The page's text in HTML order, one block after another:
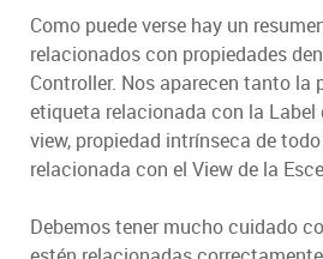
Como puede verse hay un
relacionados con propiedades
Controller. Nos aparecen tanto la
etiqueta relacionada con la Label
view, propiedad intrínseca de
relacionada con el View de la
Debemos tener mucho cuidado